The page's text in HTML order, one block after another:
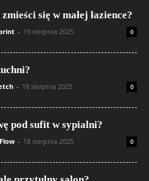
się w małej łazience?
- 19 sierpnia 2025 0
- 18 sierpnia 2025 0
pod sufit w sypialni?
- 18 sierpnia 2025 0